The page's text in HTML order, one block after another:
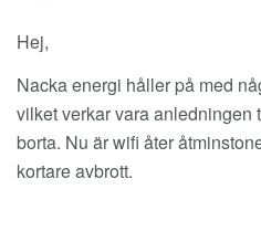
Hej,
Nacka energi håller på med
vilket verkar vara anledningen
borta. Nu är wifi åter
kortare avbrott.